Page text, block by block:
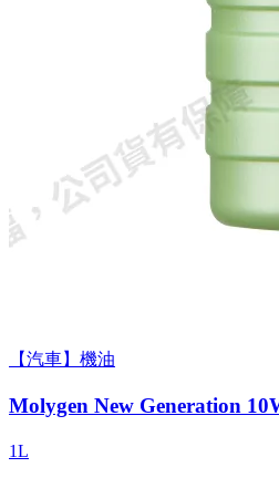
【汽車】機油
Molygen New Gener­a­tion
1L